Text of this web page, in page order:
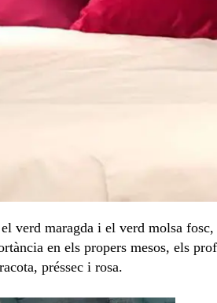
verd maragda i el verd molsa
en els propers mesos, els
préssec i rosa.